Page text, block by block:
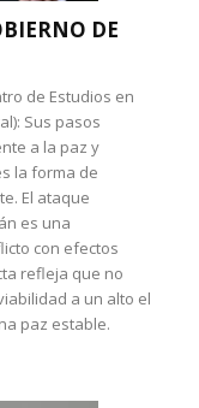
DE
de Estudios en
Sus pasos
a la paz y
la forma de
El ataque
es una
con efectos
refleja que no
a un alto el
paz estable.